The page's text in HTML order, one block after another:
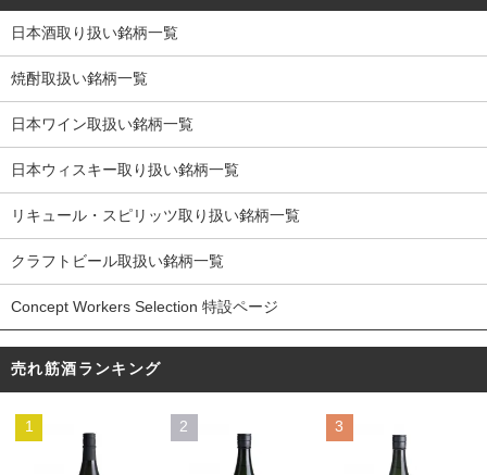
日本酒取り扱い銘柄一覧
焼酎取扱い銘柄一覧
日本ワイン取扱い銘柄一覧
日本ウィスキー取り扱い銘柄一覧
リキュール・スピリッツ取り扱い銘柄一覧
クラフトビール取扱い銘柄一覧
Concept Workers Selection 特設ページ
売れ筋酒ランキング
1 2 3